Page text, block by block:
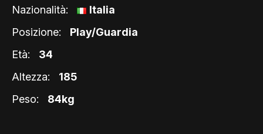
Nazionalità:
Italia
Posizione:
Play/Guardia
Età:
34
Altezza:
185
Peso:
84kg